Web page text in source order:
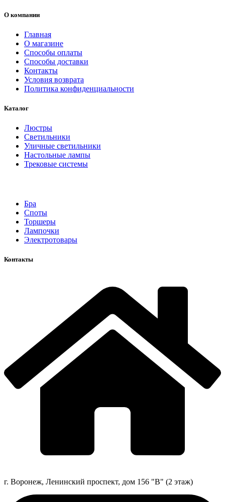
О компании
Главная
О магазине
Способы оплаты
Способы доставки
Контакты
Условия возврата
Политика конфиденциальности
Каталог
Люстры
Светильники
Уличные светильники
Настольные лампы
Трековые системы
Бра
Споты
Торшеры
Лампочки
Электротовары
Контакты
г. Воронеж, Ленинский проспект, дом 156 "В" (2 этаж)